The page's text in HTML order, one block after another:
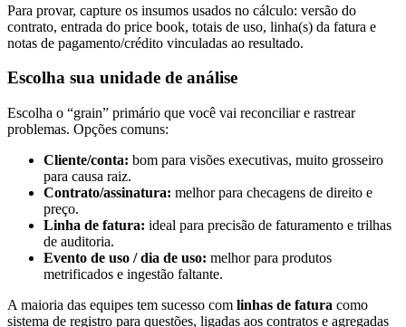
Para provar, capture os insumos usados no cálculo: versão do
contrato, entrada do price book, totais de uso, linha(s) da fatura e
notas de pagamento/crédito vinculadas ao resultado.
Escolha sua unidade de análise
Escolha o “grain” primário que você vai reconciliar e rastrear
problemas. Opções comuns:
Cliente/conta: bom para visões executivas, muito grosseiro
para causa raiz.
Contrato/assinatura: melhor para checagens de direito e
preço.
Linha de fatura: ideal para precisão de faturamento e trilhas
de auditoria.
Evento de uso / dia de uso: melhor para produtos
metrificados e ingestão faltante.
A maioria das equipes tem sucesso com linhas de fatura como
sistema de registro para questões, ligadas aos contratos e agregadas